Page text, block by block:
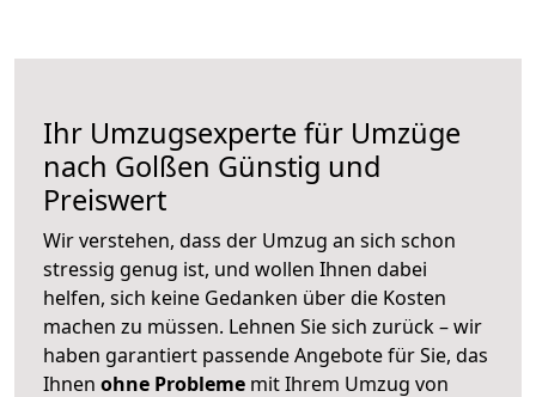
Ihr Umzugsexperte für Umzüge
nach Golßen Günstig und
Preiswert
Wir verstehen, dass der Umzug an sich schon
stressig genug ist, und wollen Ihnen dabei
helfen, sich keine Gedanken über die Kosten
machen zu müssen. Lehnen Sie sich zurück – wir
haben garantiert passende Angebote für Sie, das
Ihnen ohne Probleme mit Ihrem Umzug von